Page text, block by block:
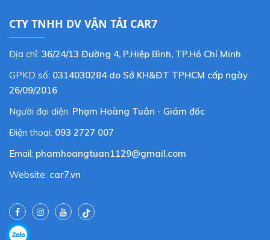
CTY TNHH DV VẬN TẢI CAR7
Địa chỉ: 36/24/13 Đường 4, P.Hiệp Bình, TP.Hồ Chí Minh
GPKD số: 0314030284 do Sở KH&ĐT TPHCM cấp ngày
26/09/2016
Người đại diện: Phạm Hoàng Tuân - Giám đốc
Điện thoại: 093 2727 007
Email: phamhoangtuan1129@gmail.com
Website: car7.vn